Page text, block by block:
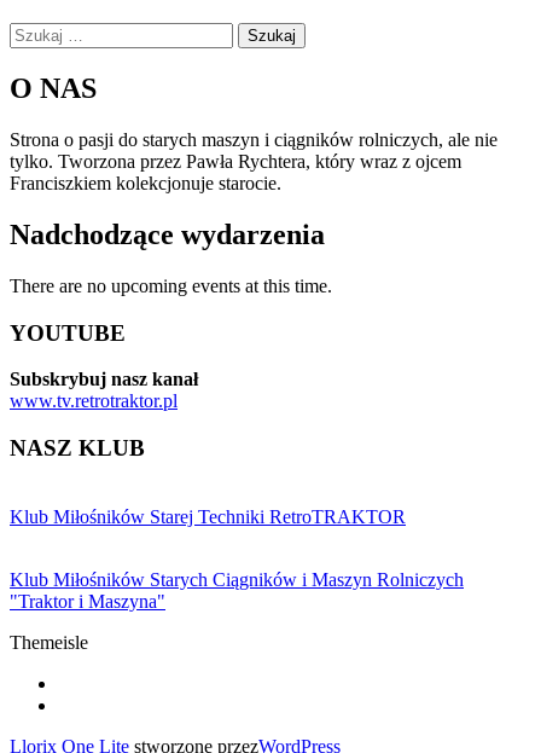
Szukaj:
O NAS
Strona o pasji do starych maszyn i ciągników rolniczych, ale nie
tylko. Tworzona przez Pawła Rychtera, który wraz z ojcem
Franciszkiem kolekcjonuje starocie.
Nadchodzące wydarzenia
There are no upcoming events at this time.
YOUTUBE
Subskrybuj nasz kanał
www.tv.retrotraktor.pl
NASZ KLUB
Klub Miłośników Starej Techniki RetroTRAKTOR
Klub Miłośników Starych Ciągników i Maszyn Rolniczych
"Traktor i Maszyna"
Themeisle
Drugie
menu
Llorix One Lite stworzone przezWordPress